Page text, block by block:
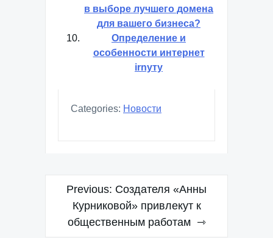
в выборе лучшего домена
для вашего бизнеса?
Определение и
особенности интернет
irnyту
Categories: Новости
Навигация
записям
Previous: Создателя «Анны
Курниковой» привлекут к
общественным работам